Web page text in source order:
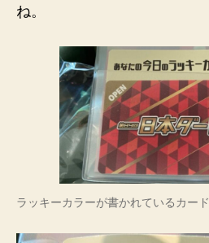
ね。
ラッキーカラーが書かれているカード